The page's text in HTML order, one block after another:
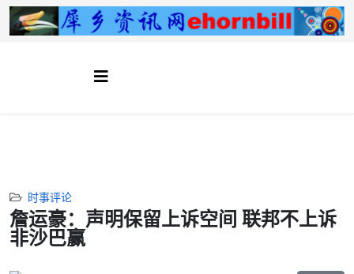
时事评论
詹运豪：声明保留上诉空间 联邦不上诉
非沙巴赢